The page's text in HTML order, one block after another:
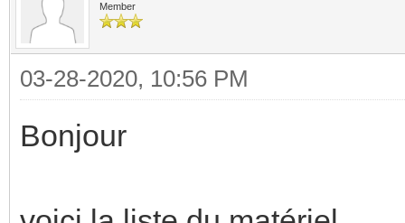
Member
03-28-2020, 10:56 PM
Bonjour